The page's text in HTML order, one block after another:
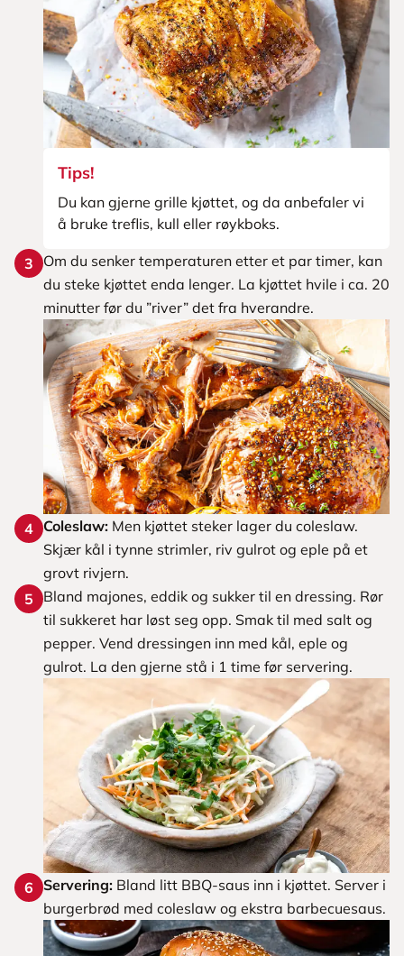
Tips!
Du kan gjerne grille kjøttet, og da anbefaler vi
å bruke treflis, kull eller røykboks.
3
Om du senker temperaturen etter et par timer, kan
du steke kjøttet enda lenger. La kjøttet hvile i ca. 20
minutter før du ”river” det fra hverandre.
4 Coleslaw: Men kjøttet steker lager du coleslaw.
Skjær kål i tynne strimler, riv gulrot og eple på et
grovt rivjern.
5
Bland majones, eddik og sukker til en dressing. Rør
til sukkeret har løst seg opp. Smak til med salt og
pepper. Vend dressingen inn med kål, eple og
gulrot. La den gjerne stå i 1 time før servering.
6 Servering: Bland litt BBQ-saus inn i kjøttet. Server i
burgerbrød med coleslaw og ekstra barbecuesaus.